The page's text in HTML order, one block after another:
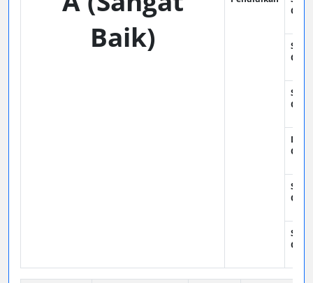
Baik)
SMP
SMA
DIII :
SI :
SII :